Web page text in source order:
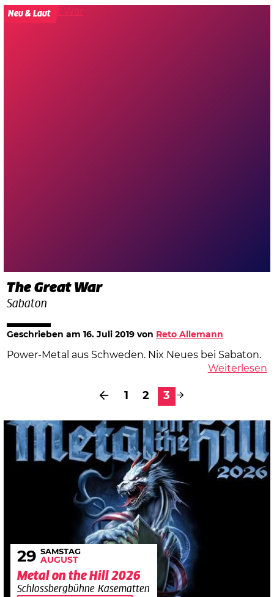
Neu & Laut
The Great War
Sabaton
Geschrieben am16. Juli 2019 von Reto Allemann
Power-Metal aus Schweden. Nix Neues bei Sabaton.
Weiterlesen
1 2 3
29 SAMSTAG
AUGUST
Metal on the Hill 2026
Schlossbergbühne Kasematten